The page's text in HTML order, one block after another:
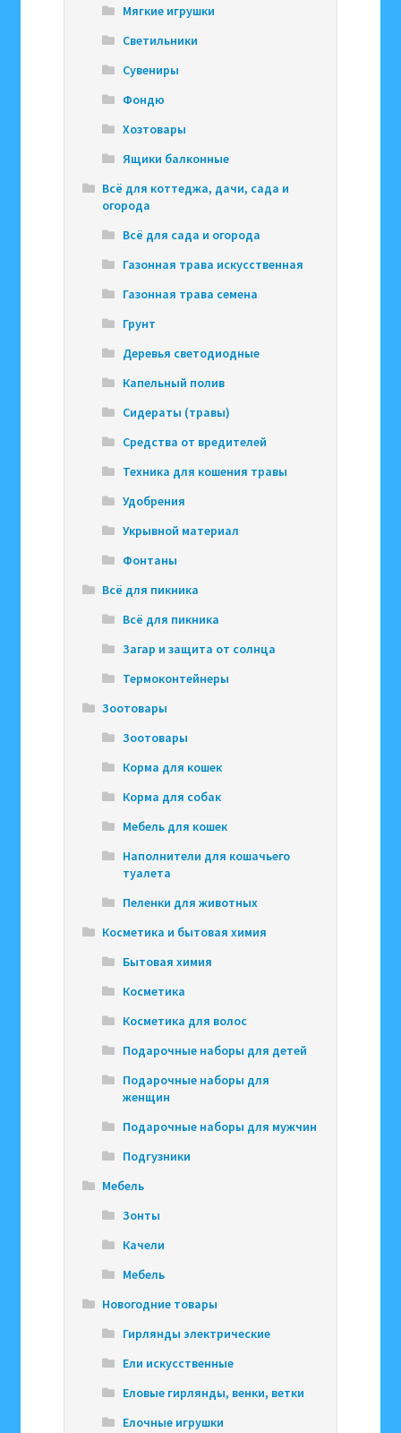
Мягкие игрушки
Светильники
Сувениры
Фондю
Хозтовары
Ящики балконные
Всё для коттеджа, дачи, сада и
огорода
Всё для сада и огорода
Газонная трава искусственная
Газонная трава семена
Грунт
Деревья светодиодные
Капельный полив
Сидераты (травы)
Средства от вредителей
Техника для кошения травы
Удобрения
Укрывной материал
Фонтаны
Всё для пикника
Всё для пикника
Загар и защита от солнца
Термоконтейнеры
Зоотовары
Зоотовары
Корма для кошек
Корма для собак
Мебель для кошек
Наполнители для кошачьего
туалета
Пеленки для животных
Косметика и бытовая химия
Бытовая химия
Косметика
Косметика для волос
Подарочные наборы для детей
Подарочные наборы для
женщин
Подарочные наборы для мужчин
Подгузники
Мебель
Зонты
Качели
Мебель
Новогодние товары
Гирлянды электрические
Ели искусственные
Еловые гирлянды, венки, ветки
Елочные игрушки